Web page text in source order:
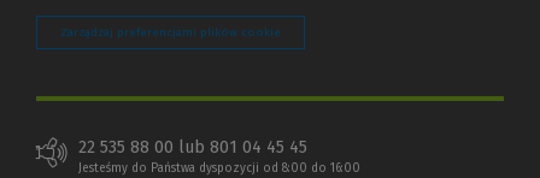
Zarządzaj preferencjami plików cookie
22 535 88 00 lub 801 04 45 45
Jesteśmy do Państwa dyspozycji od 8:00 do 16:00